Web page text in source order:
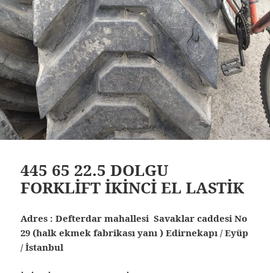
445 65 22.5 DOLGU
FORKLİFT İKİNCİ EL LASTİK
Adres : Defterdar mahallesi Savaklar caddesi No
29 (halk ekmek fabrikası yanı ) Edirnekapı / Eyüp
/ İstanbul